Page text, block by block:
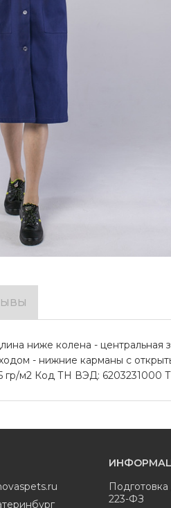
ниже колена - центральная
- нижние карманы с
гр/м2 Код ТН ВЭД: 6203231000
223-ФЗ